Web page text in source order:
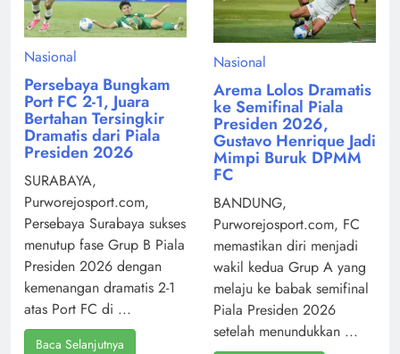
Nasional
Persebaya Bungkam
Port FC 2-1, Juara
Bertahan Tersingkir
Dramatis dari Piala
Presiden 2026
SURABAYA,
Purworejosport.com,
Persebaya Surabaya sukses
menutup fase Grup B Piala
Presiden 2026 dengan
kemenangan dramatis 2-1
atas Port FC di ...
Baca Selanjutnya
Nasional
Arema Lolos Dramatis
ke Semifinal Piala
Presiden 2026,
Gustavo Henrique Jadi
Mimpi Buruk DPMM
FC
BANDUNG,
Purworejosport.com, FC
memastikan diri menjadi
wakil kedua Grup A yang
melaju ke babak semifinal
Piala Presiden 2026
setelah menundukkan ...